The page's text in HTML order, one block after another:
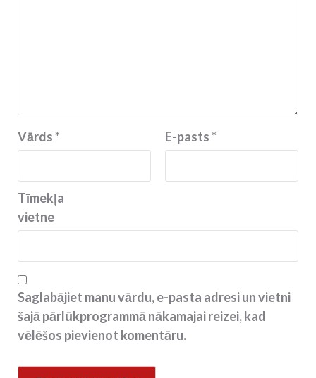
Vārds* E-pasts*
Tīmekļa
vietne
Saglabājiet manu vārdu, e-pasta adresi un vietni
šajā pārlūkprogrammā nākamajai reizei, kad
vēlēšos pievienot komentāru.